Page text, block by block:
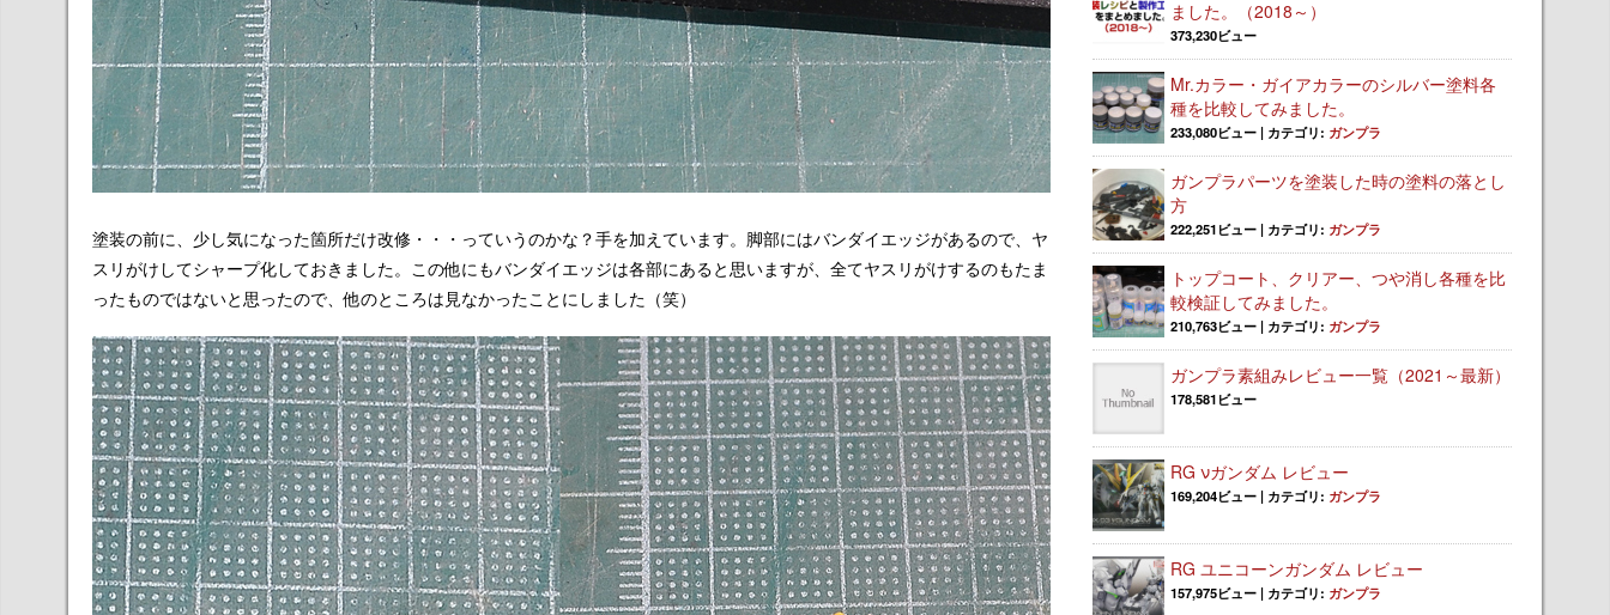
塗装の前に、少し気になった箇所だけ改修・・・っていうのかな？手を加えています。脚部にはバンダイエッジがあるので、ヤ
スリがけしてシャープ化しておきました。この他にもバンダイエッジは各部にあると思いますが、全てヤスリがけするのもたま
ったものではないと思ったので、他のところは見なかったことにしました（笑）
ました。（2018～）
373,230ビュー
Mr.カラー・ガイアカラーのシルバー塗料各
種を比較してみました。
233,080ビュー | カテゴリ: ガンプラ
ガンプラパーツを塗装した時の塗料の落とし
方
222,251ビュー | カテゴリ: ガンプラ
トップコート、クリアー、つや消し各種を比
較検証してみました。
210,763ビュー | カテゴリ: ガンプラ
ガンプラ素組みレビュー一覧（2021～最新）
178,581ビュー
RG νガンダム レビュー
169,204ビュー | カテゴリ: ガンプラ
RG ユニコーンガンダム レビュー
157,975ビュー | カテゴリ: ガンプラ